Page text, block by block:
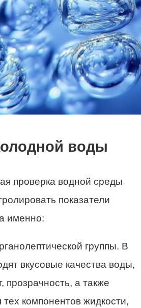
воды
проверка водной среды
показатели
именно:
группы. В
вкусовые качества воды,
прозрачность, а также
тех компонентов жидкости,